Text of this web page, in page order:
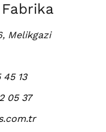
Melikgazi
45 13
05 37